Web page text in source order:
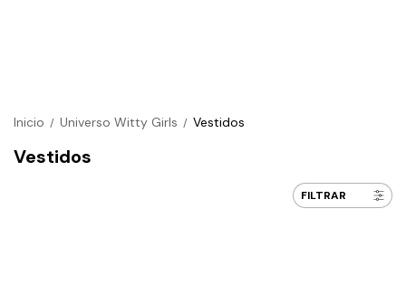
Inicio / Universo Witty Girls / Vestidos
Vestidos
FILTRAR